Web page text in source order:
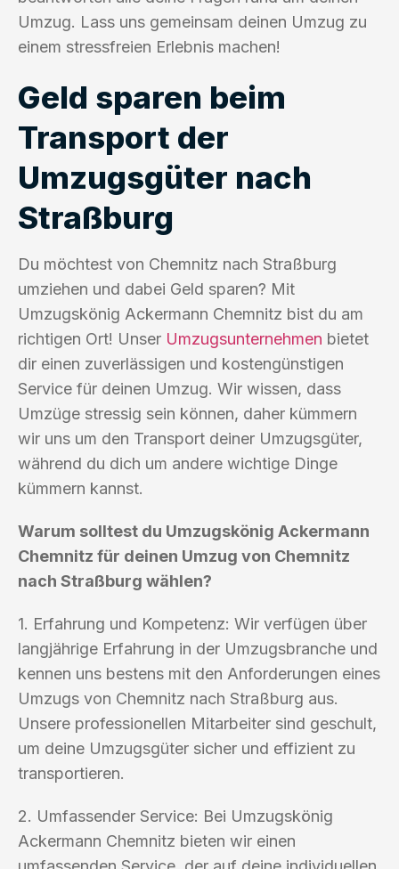
Umzug. Lass uns gemeinsam deinen Umzug zu
einem stressfreien Erlebnis machen!
Geld sparen beim
Transport der
Umzugsgüter nach
Straßburg
Du möchtest von Chemnitz nach Straßburg
umziehen und dabei Geld sparen? Mit
Umzugskönig Ackermann Chemnitz bist du am
richtigen Ort! Unser Umzugsunternehmen bietet
dir einen zuverlässigen und kostengünstigen
Service für deinen Umzug. Wir wissen, dass
Umzüge stressig sein können, daher kümmern
wir uns um den Transport deiner Umzugsgüter,
während du dich um andere wichtige Dinge
kümmern kannst.
Warum solltest du Umzugskönig Ackermann
Chemnitz für deinen Umzug von Chemnitz
nach Straßburg wählen?
1. Erfahrung und Kompetenz: Wir verfügen über
langjährige Erfahrung in der Umzugsbranche und
kennen uns bestens mit den Anforderungen eines
Umzugs von Chemnitz nach Straßburg aus.
Unsere professionellen Mitarbeiter sind geschult,
um deine Umzugsgüter sicher und effizient zu
transportieren.
2. Umfassender Service: Bei Umzugskönig
Ackermann Chemnitz bieten wir einen